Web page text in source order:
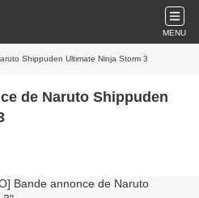
MENU
Shippuden Ultimate Ninja Storm 3
de Naruto Shippuden